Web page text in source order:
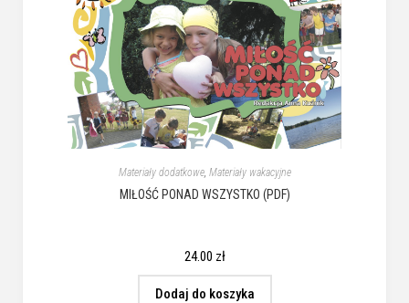
Materiały dodatkowe, Materiały wakacyjne
MIŁOŚĆ PONAD WSZYSTKO (PDF)
24.00 zł
Dodaj do koszyka